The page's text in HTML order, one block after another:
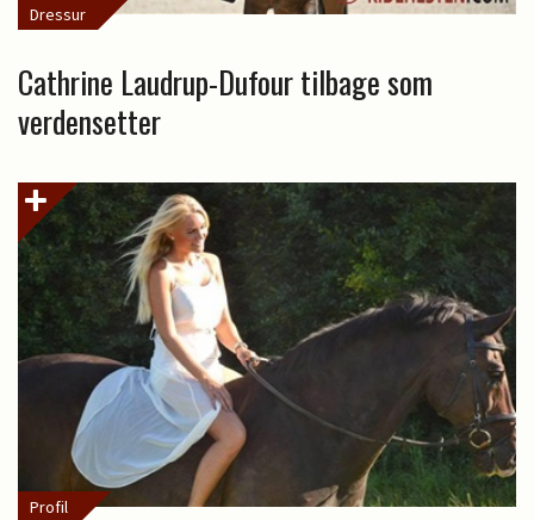
Dressur
Cathrine Laudrup-Dufour tilbage som
verdensetter
Profil